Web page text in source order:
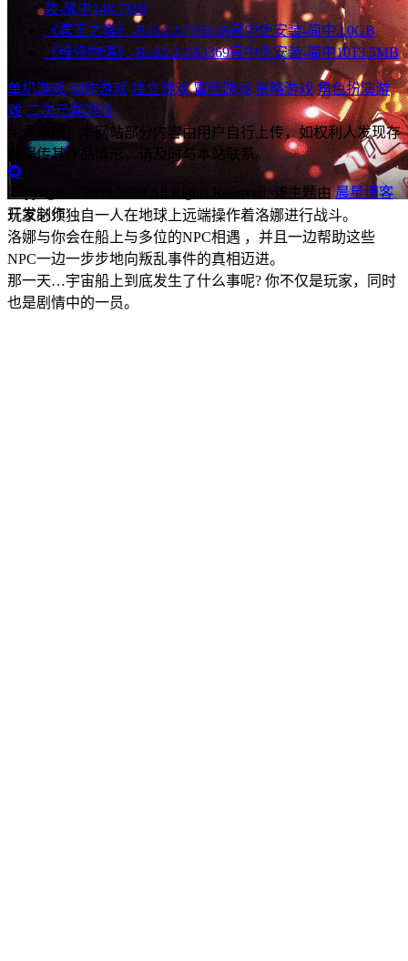
玩家必须独自一人在地球上远端操作着洛娜进行战斗。
洛娜与你会在船上与多位的NPC相遇 ，并且一边帮助这些
NPC一边一步步地向叛乱事件的真相迈进。
那一天…宇宙船上到底发生了什么事呢? 你不仅是玩家，同时
也是剧情中的一员。
装-简中148.7MB
《君王之塔》-Build 24596638官中免安装-简中2.0GB
《维修物语》-Build 24593369官中免安装-简中1013.5MB
单机游戏 动作游戏 独立游戏 冒险游戏 策略游戏 角色扮演游
戏 二次元类游戏
免责声明：本网站部分内容由用户自行上传，如权利人发现存
在误传其作品情形，请及时与本站联系。
Copyright © 2013-2020 All Rights Reserved. 该主题由晨星博客
开发制作